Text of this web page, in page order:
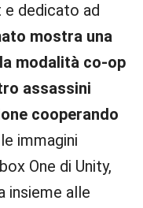
dedicato ad
mostra una
modalità co-op
assassini
cooperando
immagini
One di Unity,
insieme alle